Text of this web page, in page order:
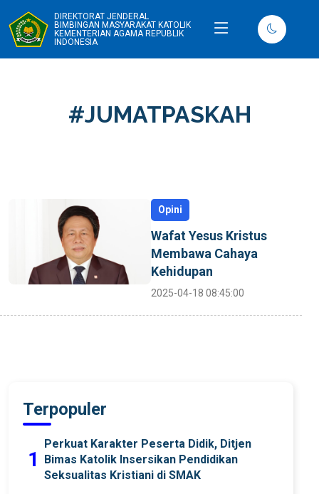
DIREKTORAT JENDERAL
BIMBINGAN MASYARAKAT KATOLIK
KEMENTERIAN AGAMA REPUBLIK
INDONESIA
#JUMATPASKAH
Opini
Wafat Yesus Kristus
Membawa Cahaya
Kehidupan
2025-04-18 08:45:00
Terpopuler
1
Perkuat Karakter Peserta Didik, Ditjen
Bimas Katolik Insersikan Pendidikan
Seksualitas Kristiani di SMAK